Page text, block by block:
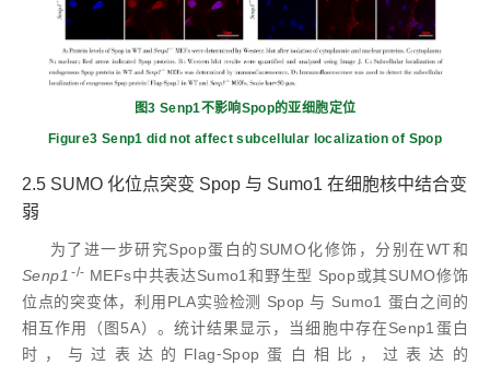
图3 Senp1不影响Spop的亚细胞定位
Figure3 Senp1 did not affect subcellular localization of Spop
2.5 SUMO 化位点突变 Spop 与 Sumo1 在细胞核中结合变
弱
为了进一步研究Spop蛋白的SUMO化修饰，分别在WT和
Senp1 -/- MEFs中共表达Sumo1和野生型 Spop或其SUMO修饰
位点的突变体，利用PLA实验检测 Spop 与 Sumo1 蛋白之间的
相互作用（图5A）。统计结果显示，当细胞中存在Senp1蛋白
时，与过表达的Flag⁃Spop蛋白相比，过表达的